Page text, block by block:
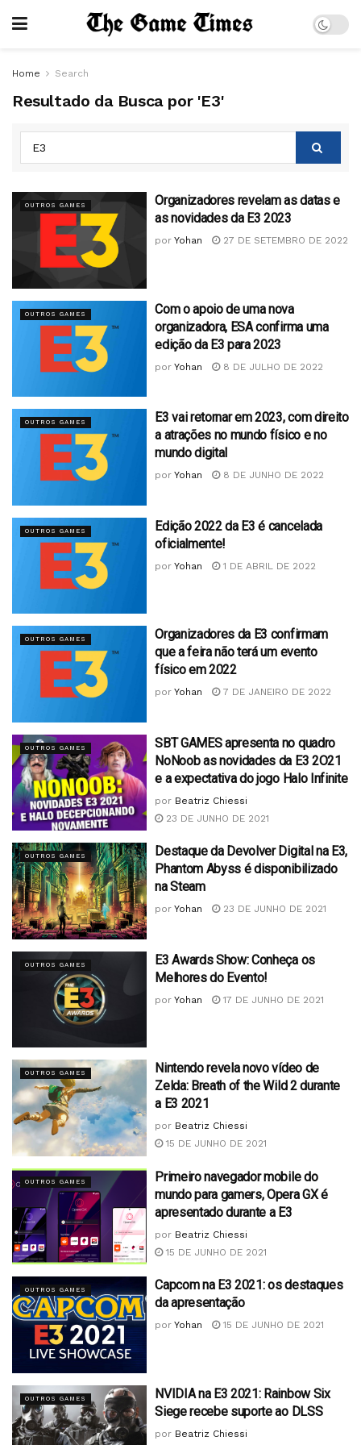
Home Search
Resultado da Busca por 'E3'
OUTROS GAMES
Organizadores revelam as datas e
as novidades da E3 2023
por Yohan 27 DE SETEMBRO DE 2022
OUTROS GAMES
Com o apoio de uma nova
organizadora, ESA confirma uma
edição da E3 para 2023
por Yohan 8 DE JULHO DE 2022
OUTROS GAMES
E3 vai retornar em 2023, com direito
a atrações no mundo físico e no
mundo digital
por Yohan 8 DE JUNHO DE 2022
OUTROS GAMES
Edição 2022 da E3 é cancelada
oficialmente!
por Yohan 1 DE ABRIL DE 2022
OUTROS GAMES
Organizadores da E3 confirmam
que a feira não terá um evento
físico em 2022
por Yohan 7 DE JANEIRO DE 2022
OUTROS GAMES
SBT GAMES apresenta no quadro
NoNoob as novidades da E3 2O21
e a expectativa do jogo Halo Infinite
por Beatriz Chiessi
23 DE JUNHO DE 2021
OUTROS GAMES
Destaque da Devolver Digital na E3,
Phantom Abyss é disponibilizado
na Steam
por Yohan 23 DE JUNHO DE 2021
OUTROS GAMES
E3 Awards Show: Conheça os
Melhores do Evento!
por Yohan 17 DE JUNHO DE 2021
OUTROS GAMES
Nintendo revela novo vídeo de
Zelda: Breath of the Wild 2 durante
a E3 2021
por Beatriz Chiessi
15 DE JUNHO DE 2021
OUTROS GAMES
Primeiro navegador mobile do
mundo para gamers, Opera GX é
apresentado durante a E3
por Beatriz Chiessi
15 DE JUNHO DE 2021
OUTROS GAMES
Capcom na E3 2021: os destaques
da apresentação
por Yohan 15 DE JUNHO DE 2021
OUTROS GAMES
NVIDIA na E3 2021: Rainbow Six
Siege recebe suporte ao DLSS
por Beatriz Chiessi